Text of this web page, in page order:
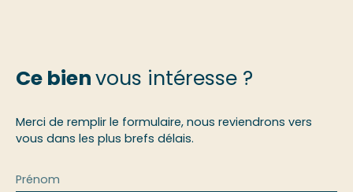
Ce bienvous intéresse ?
Merci de remplir le formulaire, nous reviendrons vers
vous dans les plus brefs délais.
Prénom